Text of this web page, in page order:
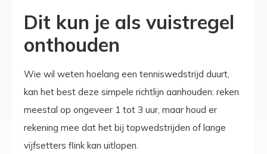
Dit kun je als vuistregel
onthouden
Wie wil weten hoelang een tenniswedstrijd duurt,
kan het best deze simpele richtlijn aanhouden: reken
meestal op ongeveer 1 tot 3 uur, maar houd er
rekening mee dat het bij topwedstrijden of lange
vijfsetters flink kan uitlopen.